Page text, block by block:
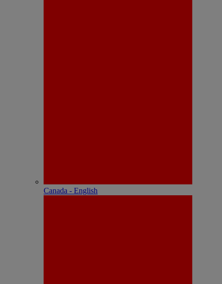
Canada - English